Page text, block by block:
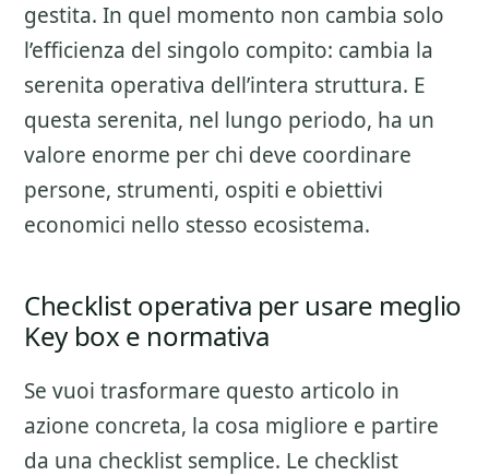
gestita. In quel momento non cambia solo
l’efficienza del singolo compito: cambia la
serenita operativa dell’intera struttura. E
questa serenita, nel lungo periodo, ha un
valore enorme per chi deve coordinare
persone, strumenti, ospiti e obiettivi
economici nello stesso ecosistema.
Checklist operativa per usare meglio
Key box e normativa
Se vuoi trasformare questo articolo in
azione concreta, la cosa migliore e partire
da una checklist semplice. Le checklist